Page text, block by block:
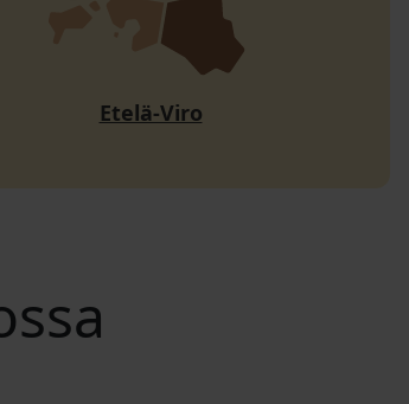
Etelä-Viro